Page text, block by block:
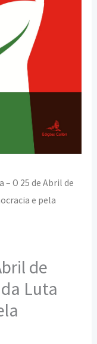
– O 25 de Abril de
e pela
de
Luta